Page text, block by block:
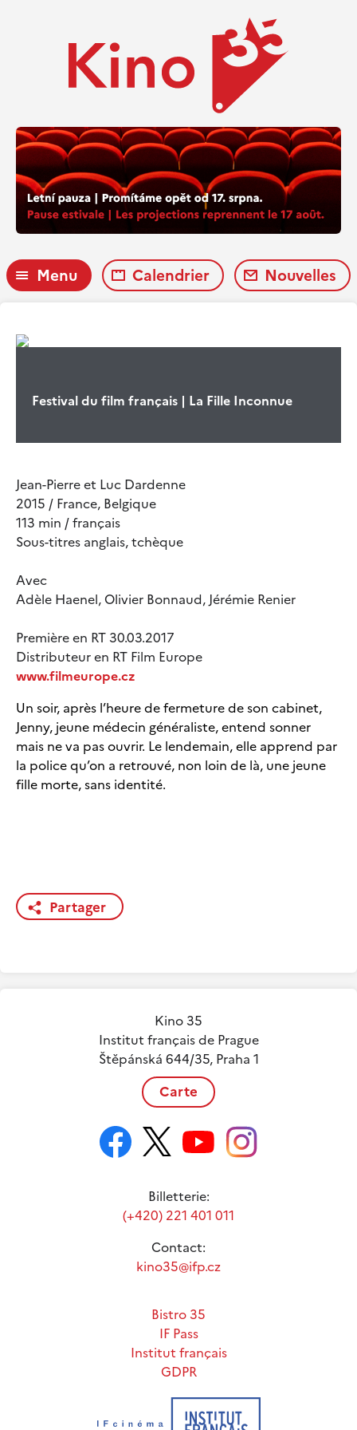
Menu Calendrier Nouvelles
Festival du film français | La Fille Inconnue
Jean-Pierre et Luc Dardenne
2015 / France, Belgique
113 min / français
Sous-titres anglais, tchèque
Avec
Adèle Haenel, Olivier Bonnaud, Jérémie Renier
Première en RT 30.03.2017
Distributeur en RT Film Europe
www.filmeurope.cz
Un soir, après l’heure de fermeture de son cabinet,
Jenny, jeune médecin généraliste, entend sonner
mais ne va pas ouvrir. Le lendemain, elle apprend par
la police qu’on a retrouvé, non loin de là, une jeune
fille morte, sans identité.
Partager
Kino 35
Institut français de Prague
Štěpánská 644/35, Praha 1
Carte
Billetterie:
(+420) 221 401 011
Contact:
kino35@ifp.cz
Bistro 35
IF Pass
Institut français
GDPR